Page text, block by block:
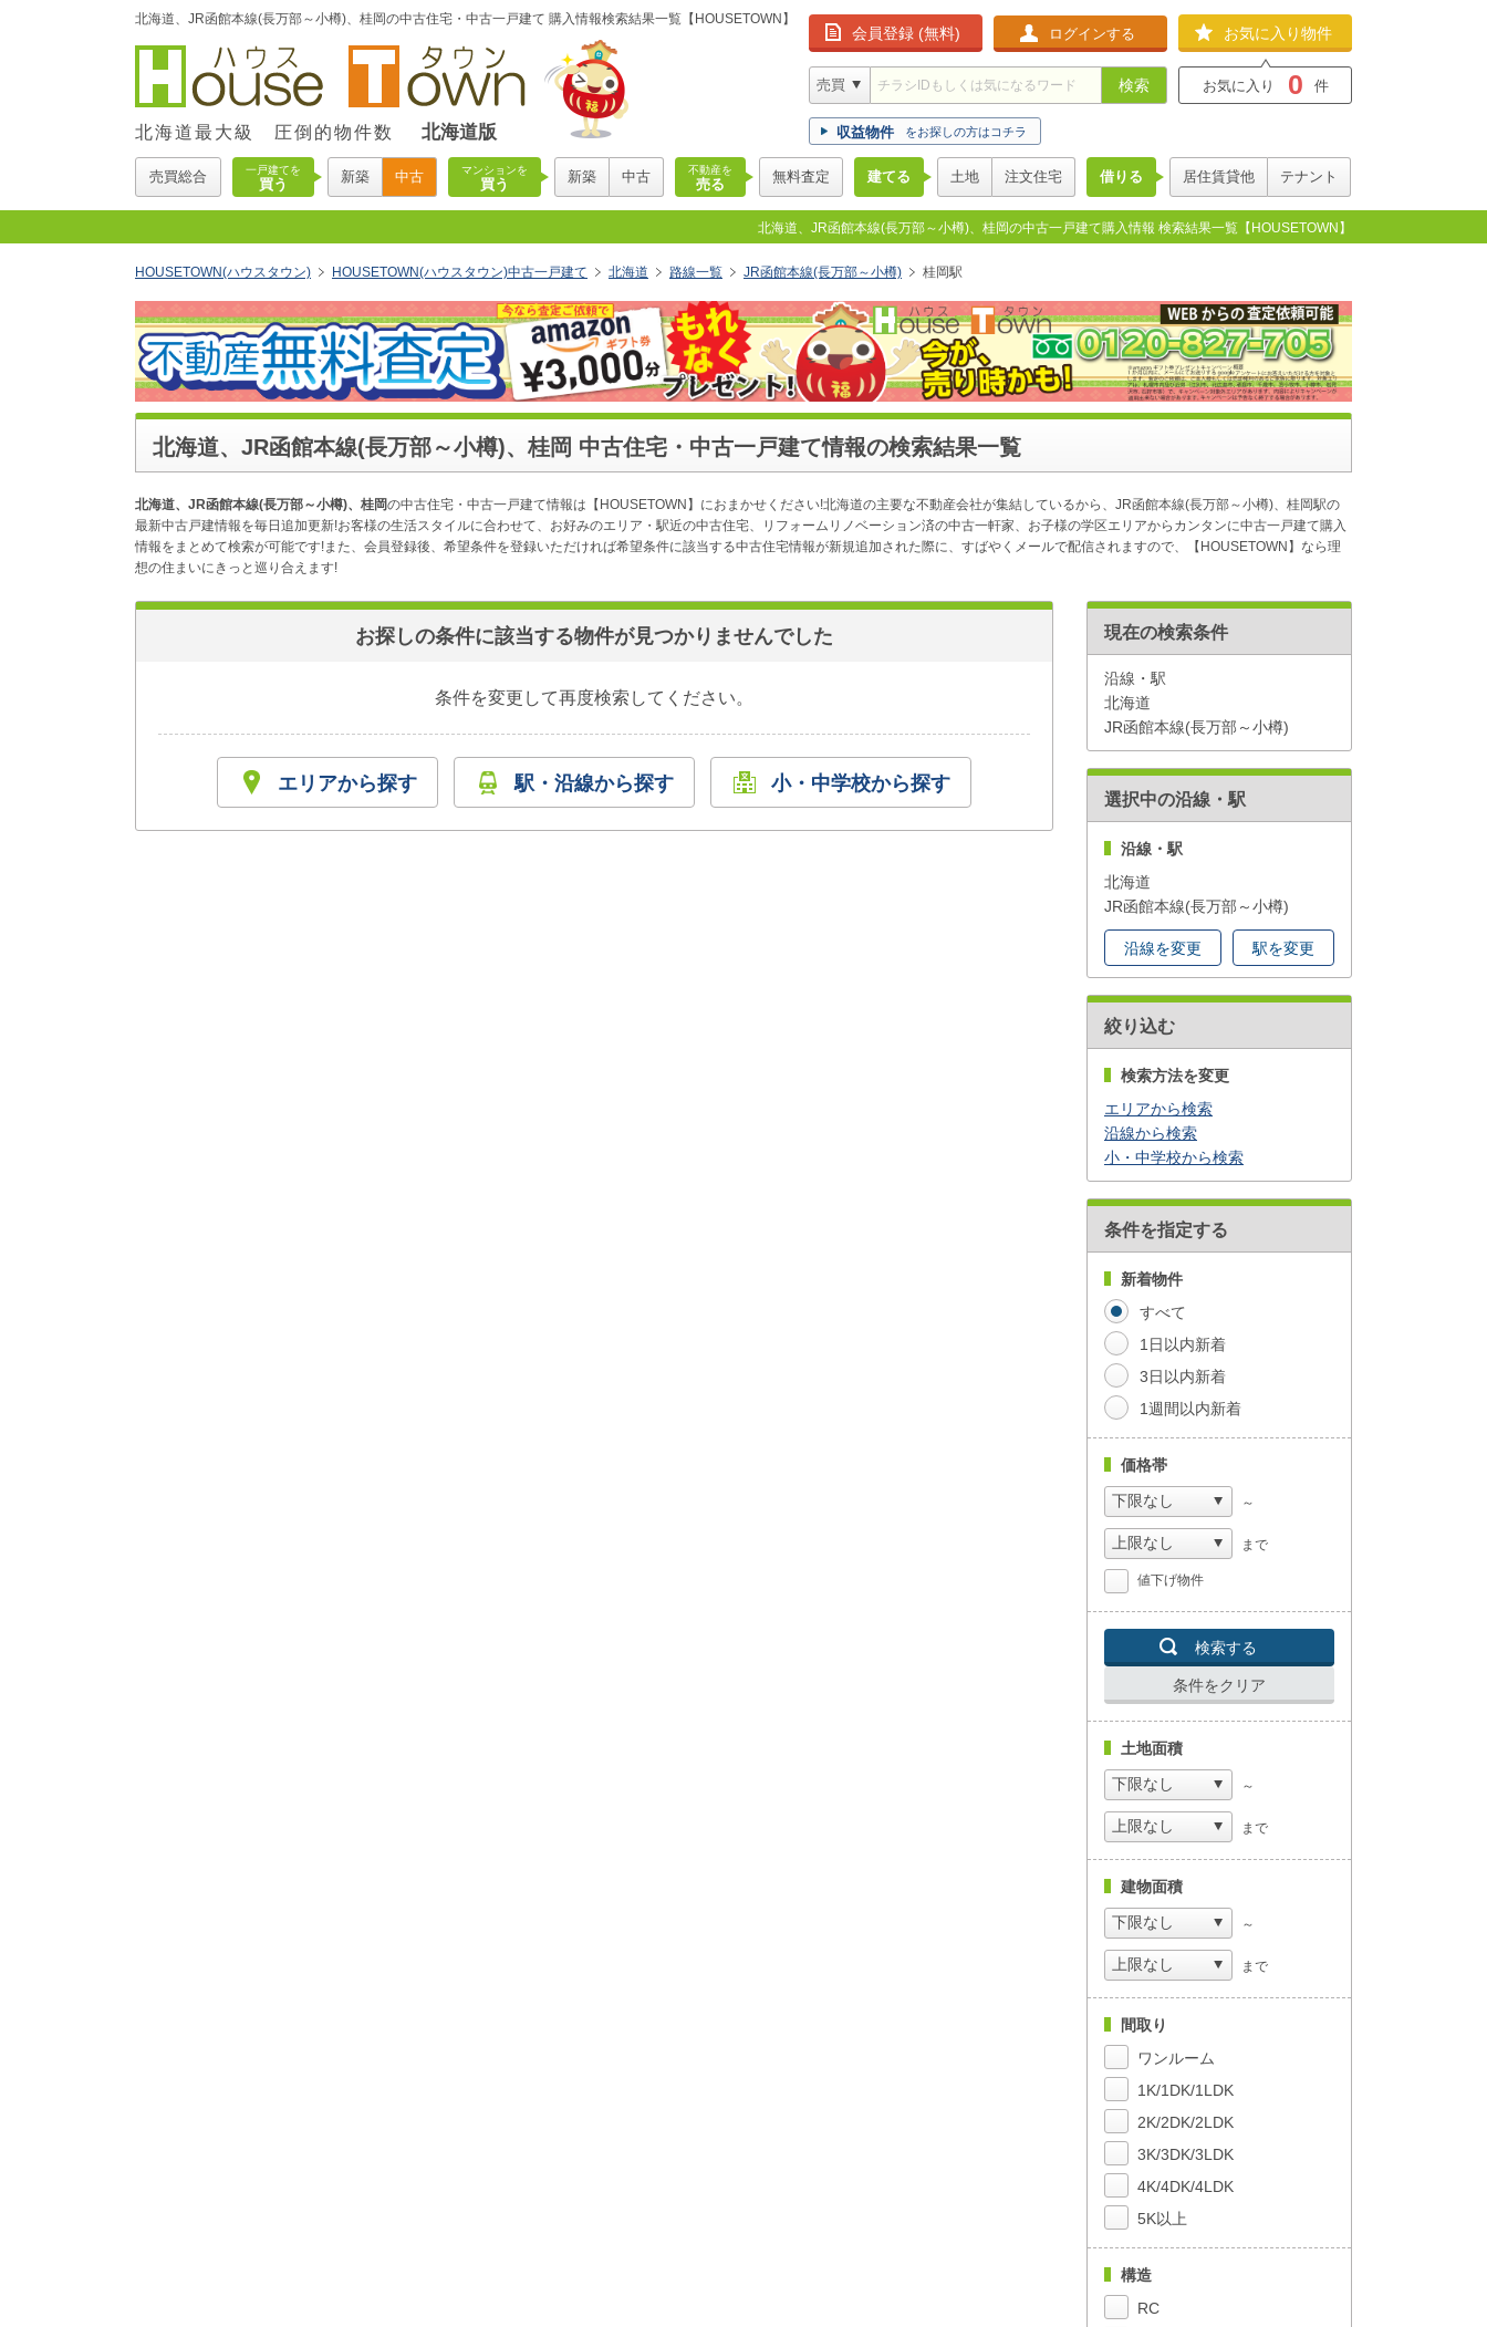
北海道、JR函館本線(長万部～小樽)、桂岡の中古住宅・中古一戸建て 購入情報検索結果一覧【HOUSETOWN】
北海道最大級 圧倒的物件数 北海道版
会員登録 (無料) ログインする お気に入り物件
お気に入り 0 件
検索
収益物件 をお探しの方はコチラ
売買総合 一戸建てを
買う 新築 中古 マンションを
買う 新築 中古 不動産を
売る 無料査定 建てる 土地 注文住宅 借りる 居住賃貸他 テナント
北海道、JR函館本線(長万部～小樽)、桂岡の中古一戸建て購入情報 検索結果一覧【HOUSETOWN】
HOUSETOWN(ハウスタウン) HOUSETOWN(ハウスタウン)中古一戸建て 北海道 路線一覧 JR函館本線(長万部～小樽) 桂岡駅
北海道、JR函館本線(長万部～小樽)、桂岡 中古住宅・中古一戸建て情報の検索結果一覧
北海道、JR函館本線(長万部～小樽)、桂岡の中古住宅・中古一戸建て情報は【HOUSETOWN】におまかせください!北海道の主要な不動産会社が集結しているから、JR函館本線(長万部～小樽)、桂岡駅の
最新中古戸建情報を毎日追加更新!お客様の生活スタイルに合わせて、お好みのエリア・駅近の中古住宅、リフォームリノベーション済の中古一軒家、お子様の学区エリアからカンタンに中古一戸建て購入
情報をまとめて検索が可能です!また、会員登録後、希望条件を登録いただければ希望条件に該当する中古住宅情報が新規追加された際に、すばやくメールで配信されますので、【HOUSETOWN】なら理
想の住まいにきっと巡り合えます!
お探しの条件に該当する物件が見つかりませんでした
条件を変更して再度検索してください。
エリアから探す 駅・沿線から探す 小・中学校から探す
現在の検索条件
沿線・駅
北海道
JR函館本線(長万部～小樽)
選択中の沿線・駅
沿線・駅
北海道
JR函館本線(長万部～小樽)
沿線を変更 駅を変更
絞り込む
検索方法を変更
エリアから検索
沿線から検索
小・中学校から検索
条件を指定する
新着物件
すべて
1日以内新着
3日以内新着
1週間以内新着
価格帯
～
まで
値下げ物件
検索する
条件をクリア
土地面積
～
まで
建物面積
～
まで
間取り
ワンルーム
1K/1DK/1LDK
2K/2DK/2LDK
3K/3DK/3LDK
4K/4DK/4LDK
5K以上
構造
RC